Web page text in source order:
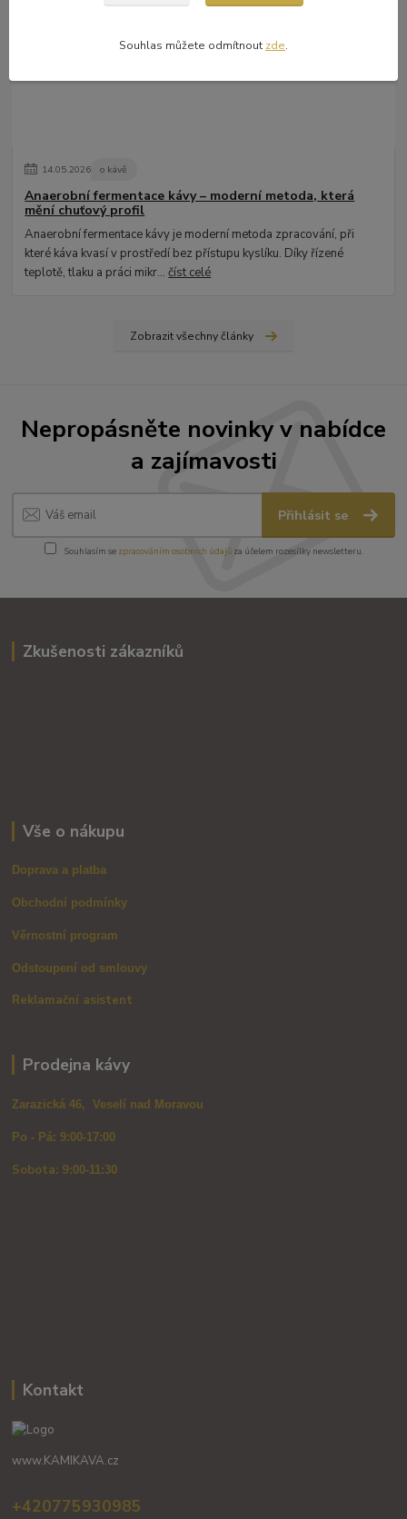
14.05.2026 o kávě
Anaerobní fermentace kávy – moderní metoda, která
mění chuťový profil
Anaerobní fermentace kávy je moderní metoda zpracování, při
které káva kvasí v prostředí bez přístupu kyslíku. Díky řízené
teplotě, tlaku a práci mikr...číst celé
Zobrazit všechny články
Nepropásněte novinky v nabídce
a zajímavosti
Přihlásit se
Souhlasím se zpracováním osobních údajůza účelem rozesílky newsletteru.
Zkušenosti zákazníků
Vše o nákupu
Doprava a platba
Obchodní podmínky
Věrnostní program
Odstoupení od smlouvy
Reklamační asistent
Prodejna kávy
Zarazická 46, Veselí nad Moravou
Po - Pá: 9:00-17:00
Sobota: 9:00-11:30
Kontakt
www.KAMIKAVA.cz
+420775930985
Souhlas můžete odmítnout zde.